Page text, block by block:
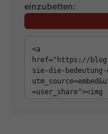
einzubetten: